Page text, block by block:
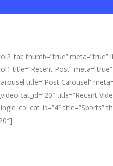
thumb=”true” meta=”true”
title=”Recent Post”
title=”Post Carousel”
cat_id=”20″ title=”Recent
cat_id=”4″ title=”Sports”